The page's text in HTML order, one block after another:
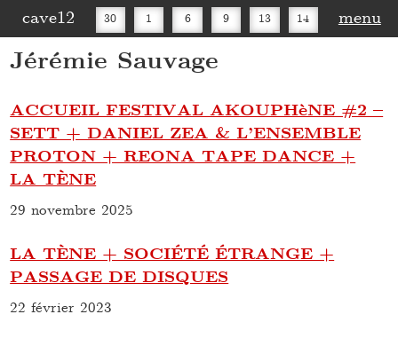
cave12 30 1 6 9 13 14 menu
Jérémie Sauvage
ACCUEIL FESTIVAL AKOUPHèNE #2 –
SETT + DANIEL ZEA & L’ENSEMBLE
PROTON + REONA TAPE DANCE +
LA TÈNE
29 novembre 2025
LA TÈNE + SOCIÉTÉ ÉTRANGE +
PASSAGE DE DISQUES
22 février 2023